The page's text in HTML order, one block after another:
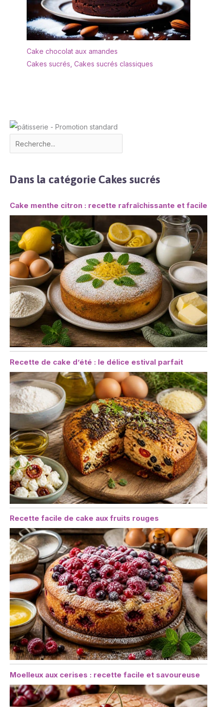
Cake chocolat aux amandes
Cakes sucrés Cakes sucrés classiques
Dans la catégorie Cakes sucrés
Cake menthe citron : recette rafraîchissante et facile
Recette de cake d’été : le délice estival parfait
Recette facile de cake aux fruits rouges
Moelleux aux cerises : recette facile et savoureuse